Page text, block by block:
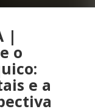
|
o
e a